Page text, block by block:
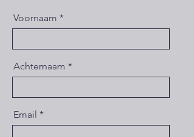
Voornaam
Achternaam
Email